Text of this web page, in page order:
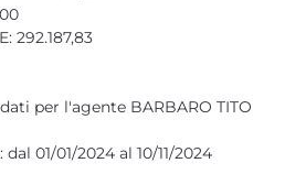
292.187,83
per l'agente BARBARO TITO
01/01/2024 al 10/11/2024